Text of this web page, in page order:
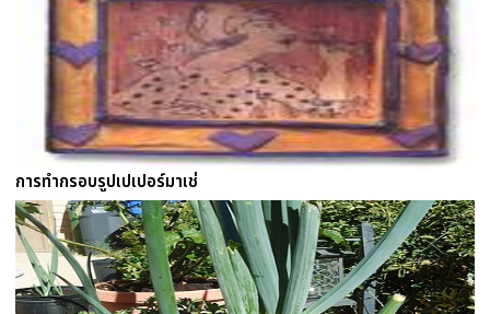
การทำกรอบรูปเปเปอร์มาเช่